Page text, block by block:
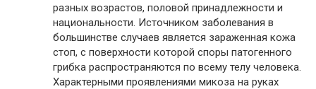
разных возрастов, половой принадлежности и
национальности. Источником заболевания в
большинстве случаев является зараженная кожа
стоп, с поверхности которой споры патогенного
грибка распространяются по всему телу человека.
Характерными проявлениями микоза на руках